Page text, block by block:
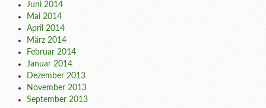
Juni 2014
Mai 2014
April 2014
März 2014
Februar 2014
Januar 2014
Dezember 2013
November 2013
September 2013